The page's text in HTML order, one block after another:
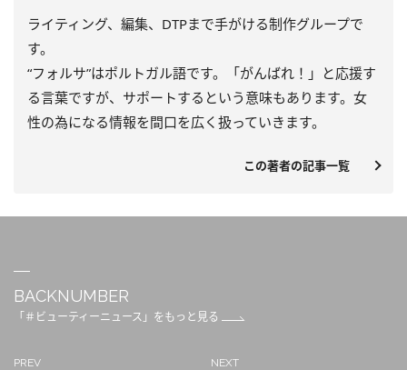
ライティング、編集、DTPまで手がける制作グループで
す。
“フォルサ”はポルトガル語です。「がんばれ！」と応援す
る言葉ですが、サポートするという意味もあります。女
性の為になる情報を間口を広く扱っていきます。
この著者の記事一覧
BACKNUMBER
「＃ビューティーニュース」をもっと見る
PREV NEXT